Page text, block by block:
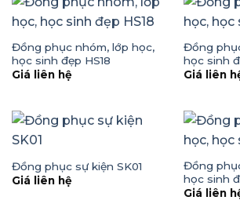
Đồng phục nhóm, lớp học,
học sinh đẹp HS18
Giá liên hệ
Đồng
học sinh
Giá liên
Đồng phục sự kiện SK01
Giá liên hệ
Đồng
học sinh
Giá liên